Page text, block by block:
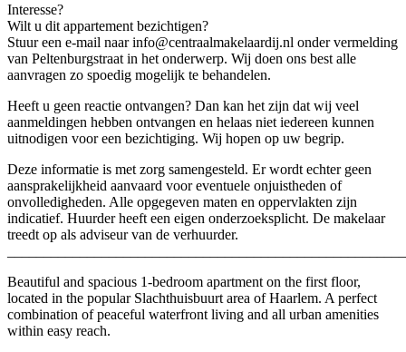
Interesse?
Wilt u dit appartement bezichtigen?
Stuur een e-mail naar info@centraalmakelaardij.nl onder vermelding
van Peltenburgstraat in het onderwerp. Wij doen ons best alle
aanvragen zo spoedig mogelijk te behandelen.
Heeft u geen reactie ontvangen? Dan kan het zijn dat wij veel
aanmeldingen hebben ontvangen en helaas niet iedereen kunnen
uitnodigen voor een bezichtiging. Wij hopen op uw begrip.
Deze informatie is met zorg samengesteld. Er wordt echter geen
aansprakelijkheid aanvaard voor eventuele onjuistheden of
onvolledigheden. Alle opgegeven maten en oppervlakten zijn
indicatief. Huurder heeft een eigen onderzoeksplicht. De makelaar
treedt op als adviseur van de verhuurder.
Beautiful and spacious 1-bedroom apartment on the first floor,
located in the popular Slachthuisbuurt area of Haarlem. A perfect
combination of peaceful waterfront living and all urban amenities
within easy reach.